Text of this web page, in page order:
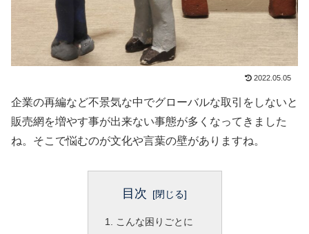
2022.05.05
企業の再編など不景気な中でグローバルな取引をしないと
販売網を増やす事が出来ない事態が多くなってきました
ね。そこで悩むのが文化や言葉の壁がありますね。
目次
こんな困りごとに